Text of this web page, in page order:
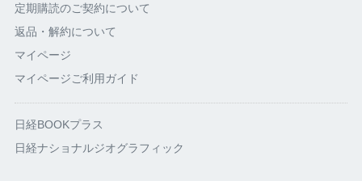
定期購読のご契約について
返品・解約について
マイページ
マイページご利用ガイド
日経BOOKプラス
日経ナショナルジオグラフィック